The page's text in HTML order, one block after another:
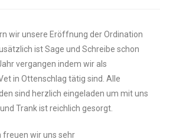
wir unsere Eröffnung der Ordination
ist Sage und Schreibe schon
vergangen indem wir als
in Ottenschlag tätig sind. Alle
sind herzlich eingeladen um mit uns
Trank ist reichlich gesorgt.
wir uns sehr